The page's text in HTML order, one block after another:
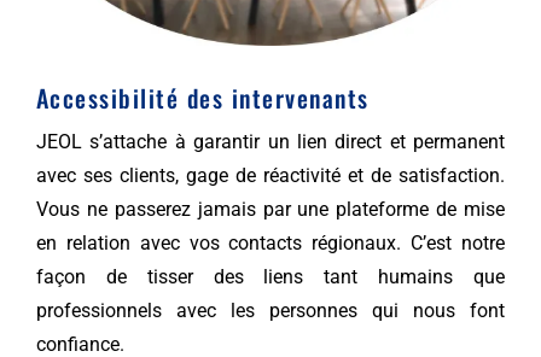
Accessibilité des intervenants
JEOL s’attache à garantir un lien direct et permanent
avec ses clients, gage de réactivité et de satisfaction.
Vous ne passerez jamais par une plateforme de mise
en relation avec vos contacts régionaux. C’est notre
façon de tisser des liens tant humains que
professionnels avec les personnes qui nous font
confiance.